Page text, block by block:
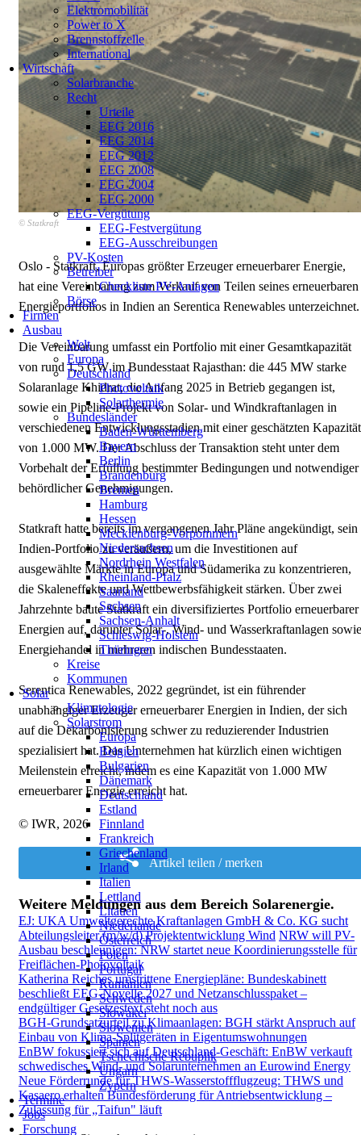
Elektromobilität
Power to X
Brennstoffzelle
International
Wirtschaft
Solarbranche
Recht
Urteile
EEG 2016
EEG 2014
EEG 2012
EEG 2008
EEG 2004
EEG 2000
EEG-Vergütung
EEG-Festvergütung
EEG-Ausschreibungen
PV-Kosten
Betreiber
Checkliste PV-Anlagen
Börse
Firmen
Ausbau
Welt
Europa
Deutschland
Photovoltaik
Solarthermie
Bundesländer
Baden-Württemberg
Bayern
Berlin
Brandenburg
Bremen
Hamburg
Hessen
Mecklenburg-Vorpommern
Niedersachsen
Nordrhein Westfalen
Rheinland-Pfalz
Saarland
Sachsen
Sachsen-Anhalt
Schleswig-Holstein
Thüringen
Kreise
Kommunen
Solar
Klimatologie
Solarstrom
Europa
Belgien
Bulgarien
Dänemark
Deutschland
Estland
Finnland
Frankreich
Griechenland
Irland
Italien
Lettland
Litauen
Niederlande
Österreich
Polen
Portugal
Rumänien
Schweden
Slowakei
Slowenien
Spanien
Tschechische Rebuplik
Ungarn
Zypern
Termine
Jobs
Forschung
© Statkraft
Oslo - Statkraft, Europas größter Erzeuger erneuerbarer Energie,
hat eine Vereinbarung zum Verkauf von Teilen seines erneuerbaren
Energieportfolios in Indien an Serentica Renewables unterzeichnet.
Die Vereinbarung umfasst ein Portfolio mit einer Gesamtkapazität
von rund 1,5 GW im Bundesstaat Rajasthan: die 445 MW starke
Solaranlage Khidrat, die Anfang 2025 in Betrieb gegangen ist,
sowie ein Pipeline-Projekt von Solar- und Windkraftanlagen in
verschiedenen Entwicklungsstadien mit einer geschätzten Kapazität
von 1.000 MW. Der Abschluss der Transaktion steht unter dem
Vorbehalt der Erfüllung bestimmter Bedingungen und notwendiger
behördlicher Genehmigungen.
Statkraft hatte bereits im vergangenen Jahr Pläne angekündigt, sein
Indien-Portfolio zu veräußern, um die Investitionen auf
ausgewählte Märkte in Europa und Südamerika zu konzentrieren,
die Skaleneffekte und Wettbewerbsfähigkeit stärken. Über zwei
Jahrzehnte baute Statkraft ein diversifiziertes Portfolio erneuerbarer
Energien auf, darunter Solar-, Wind- und Wasserkraftanlagen sowie
Energiehandel in mehreren indischen Bundesstaaten.
Serentica Renewables, 2022 gegründet, ist ein führender
unabhängiger Erzeuger erneuerbarer Energien in Indien, der sich
auf die Dekarbonisierung schwer zu reduzierender Industrien
spezialisiert hat. Das Unternehmen hat kürzlich einen wichtigen
Meilenstein erreicht, indem es eine Kapazität von 1.000 MW
erneuerbarer Energie erreicht hat.
© IWR, 2026
Artikel teilen / merken
Weitere Meldungen aus dem Bereich Solarenergie.
EJ: UKA Umweltgerechte Kraftanlagen GmbH & Co. KG sucht
Abteilungsleiter (m/w/d) Projektentwicklung Wind NRW will PV-
Ausbau beschleunigen: NRW startet neue Koordinierungsstelle für
Freiflächen-Photovoltaik
Katherina Reiches umstrittene Energiepläne: Bundeskabinett
beschließt EEG-Novelle 2027 und Netzanschlusspaket –
endgültiger Gesetzestext steht noch aus
BGH-Grundsatzurteil zu Klimaanlagen: BGH stärkt Anspruch auf
Einbau von Klima-Splitgeräten in Eigentumswohnungen
EnBW fokussiert sich auf Deutschland-Geschäft: EnBW verkauft
schwedisches Wind- und Solarunternehmen an Eurowind Energy
Neue Förderrunde für THWS-Wasserstoffflugzeug: THWS und
Kasaero erhalten Bundesförderung für Antriebsentwicklung –
Zulassung für „Taifun" läuft